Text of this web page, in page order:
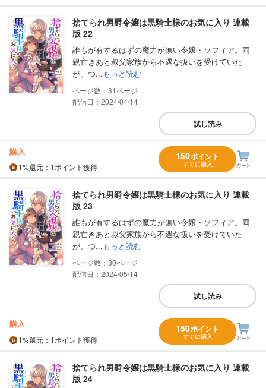
捨てられ男爵令嬢は黒騎士様のお気に入り 連載
版 22
誰もが有するはずの魔力が無い令嬢・ソフィア。両
親亡きあと叔父家族から不遇な扱いを受けていた
が、つ...もっと読む
31
配信日：2024/04/14
試し読み
購入
1%還元 ：1ポイント獲得
150ポイント
すぐに購入
捨てられ男爵令嬢は黒騎士様のお気に入り 連載
版 23
誰もが有するはずの魔力が無い令嬢・ソフィア。両
親亡きあと叔父家族から不遇な扱いを受けていた
が、つ...もっと読む
30
配信日：2024/05/14
試し読み
購入
1%還元 ：1ポイント獲得
150ポイント
すぐに購入
捨てられ男爵令嬢は黒騎士様のお気に入り 連載
版 24